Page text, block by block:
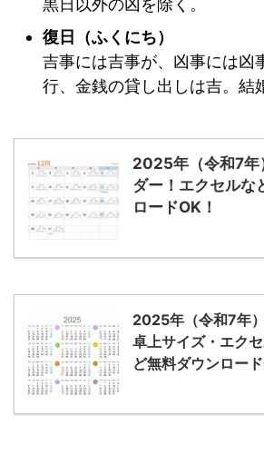
復日（ふくにち）
吉事には吉事が、凶事には凶
行、金銭の貸し出しは吉。結
2025年（令和7年
ダー！エクセルな
ロードOK！
2025年（令和7年
卓上サイズ・エク
ど無料ダウンロード